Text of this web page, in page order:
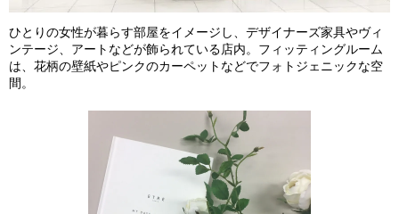
ひとりの⼥性が暮らす部屋をイメージし、デザイナーズ家具やヴィ
ンテージ、アートなどが飾られている店内。フィッティングルーム
は、花柄の壁紙やピンクのカーペットなどでフォトジェニックな空
間。